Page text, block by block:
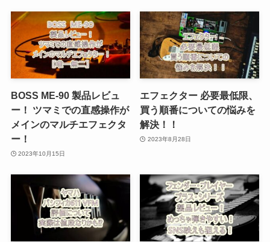
BOSS ME-90 製品レビュ
ー！ ツマミでの直感操作が
メインのマルチエフェクタ
ー！
2023年10月15日
エフェクター 必要最低限、
買う順番についての悩みを
解決！！
2023年8月28日